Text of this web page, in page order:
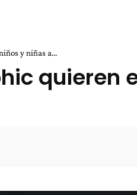
y niñas a...